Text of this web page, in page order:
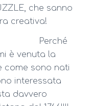
che sanno
creativa!
Perché
è venuta la
come sono nati
interessata
davvero